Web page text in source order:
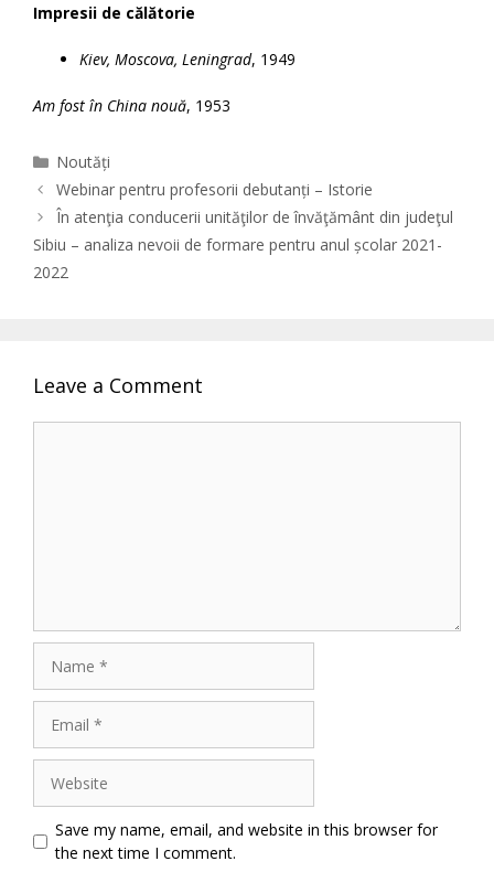
Impresii de călătorie
Kiev, Moscova, Leningrad, 1949
Am fost în China nouă, 1953
Categories
Noutăți
Webinar pentru profesorii debutanți – Istorie
În atenţia conducerii unităţilor de învăţământ din judeţul
Sibiu – analiza nevoii de formare pentru anul școlar 2021-
2022
Leave a Comment
Save my name, email, and website in this browser for
the next time I comment.